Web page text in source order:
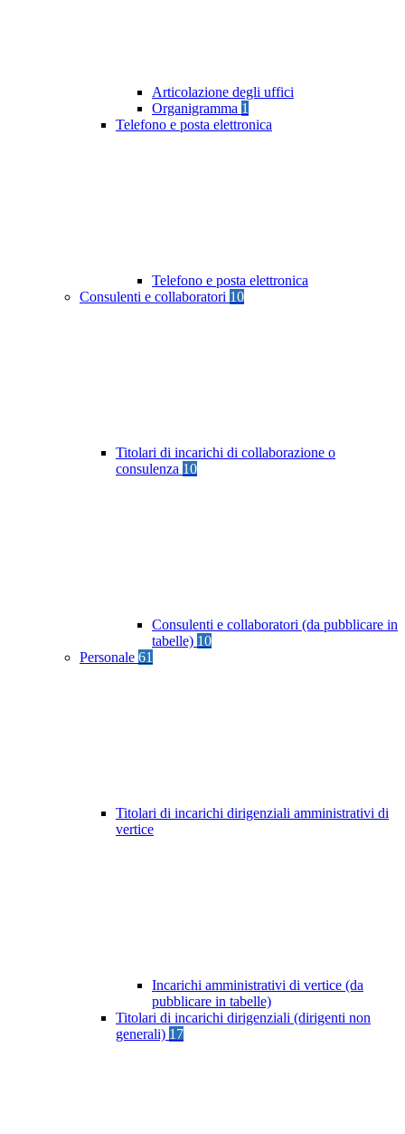
Articolazione degli uffici
Organigramma 1
Telefono e posta elettronica
Telefono e posta elettronica
Consulenti e collaboratori 10
Titolari di incarichi di collaborazione o
consulenza 10
Consulenti e collaboratori (da pubblicare in
tabelle) 10
Personale 61
Titolari di incarichi dirigenziali amministrativi di
vertice
Incarichi amministrativi di vertice (da
pubblicare in tabelle)
Titolari di incarichi dirigenziali (dirigenti non
generali) 17